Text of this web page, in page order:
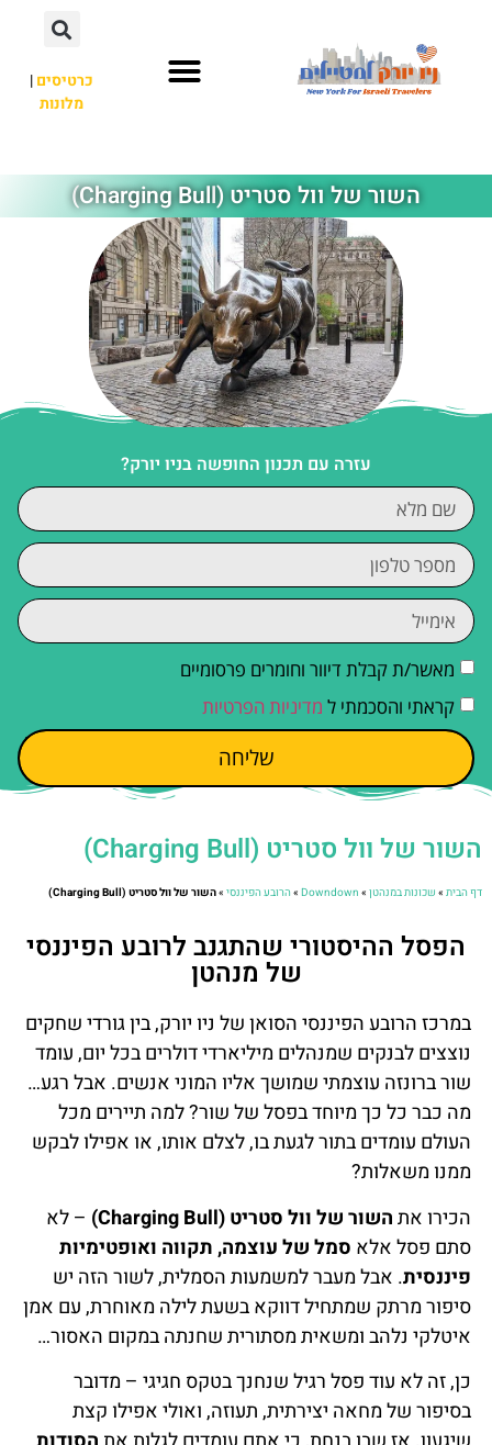
כרטיסים|
מלונות
השור של וול סטריט (Charging Bull)
עזרה עם תכנון החופשה בניו יורק?
מאשר/ת קבלת דיוור וחומרים פרסומיים
קראתי והסכמתי ל מדיניות הפרטיות
שליחה
השור של וול סטריט (Charging Bull)
דף הבית» שכונות במנהטן»
Downdown
»הרובע הפיננסי»השור של וול סטריט (Charging Bull)
הפסל ההיסטורי שהתגנב לרובע הפיננסי
של מנהטן
במרכז הרובע הפיננסי הסואן של ניו יורק, בין גורדי שחקים
נוצצים לבנקים שמנהלים מיליארדי דולרים בכל יום, עומד
שור ברונזה עוצמתי שמושך אליו המוני אנשים. אבל רגע…
מה כבר כל כך מיוחד בפסל של שור? למה תיירים מכל
העולם עומדים בתור לגעת בו, לצלם אותו, או אפילו לבקש
ממנו משאלות?
הכירו אתהשור של וול סטריט (Charging Bull)
– לא
סתם פסל אלא סמל של עוצמה, תקווה ואופטימיות
פיננסית. אבל מעבר למשמעות הסמלית, לשור הזה יש
סיפור מרתק שמתחיל דווקא בשעת לילה מאוחרת, עם אמן
איטלקי נלהב ומשאית מסתורית שחנתה במקום האסור…
כן, זה לא עוד פסל רגיל שנחנך בטקס חגיגי – מדובר
בסיפור של מחאה יצירתית, תעוזה, ואולי אפילו קצת